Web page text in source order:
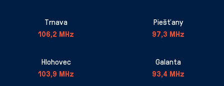
Trnava
106,2 MHz
Piešťany
97,3 MHz
Hlohovec
103,9 MHz
Galanta
93,4 MHz